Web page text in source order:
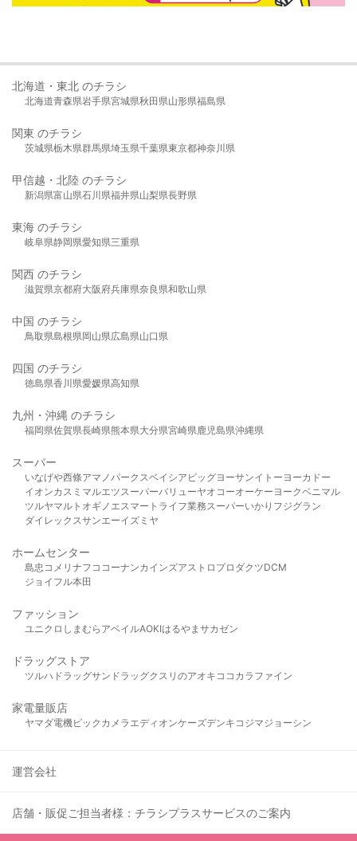
北海道・東北 のチラシ
北海道青森県岩手県宮城県秋田県山形県福島県
関東 のチラシ
茨城県栃木県群馬県埼玉県千葉県東京都神奈川県
甲信越・北陸 のチラシ
新潟県富山県石川県福井県山梨県長野県
東海 のチラシ
岐阜県静岡県愛知県三重県
関西 のチラシ
滋賀県京都府大阪府兵庫県奈良県和歌山県
中国 のチラシ
鳥取県島根県岡山県広島県山口県
四国 のチラシ
徳島県香川県愛媛県高知県
九州・沖縄 のチラシ
福岡県佐賀県長崎県熊本県大分県宮崎県鹿児島県沖縄県
スーパー
いなげや西條アマノパークスベイシア ビッグヨーサンイトーヨーカドー
イオンカスミ マルエツスーパーバリューヤオコーオーケー ヨークベニマル
ツルヤマルト オギノ エスマート ライフ業務スーパーいかり フジグラン
ダイレックスサンエーイズミヤ
ホームセンター
島忠 コメリ ナフコ コーナンカインズアストロプロダクツDCM
ジョイフル本田
ファッション
ユニクロ しまむら アベイルAOKIはるやま サカゼン
ドラッグストア
ツルハドラッグサンドラッグクスリのアオキ ココカラファイン
家電量販店
ヤマダ電機ビックカメラ エディオンケーズデンキ コジマジョーシン
運営会社
店舗・販促ご担当者様：チラシプラスサービスのご案内